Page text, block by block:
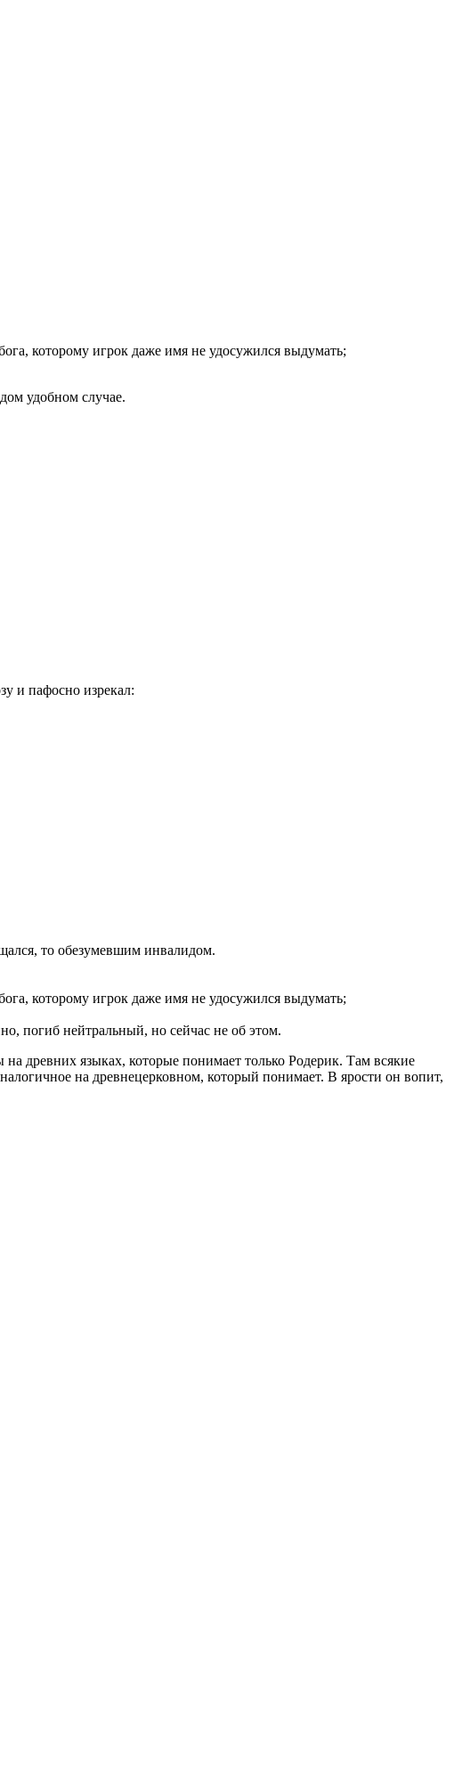
которому игрок даже имя не удосужился выдумать;
удобном случае.
и пафосно изрекал:
то обезумевшим инвалидом.
которому игрок даже имя не удосужился выдумать;
погиб нейтральный, но сейчас не об этом.
древних языках, которые понимает только Родерик. Там всякие
на древнецерковном, который понимает. В ярости он вопит,